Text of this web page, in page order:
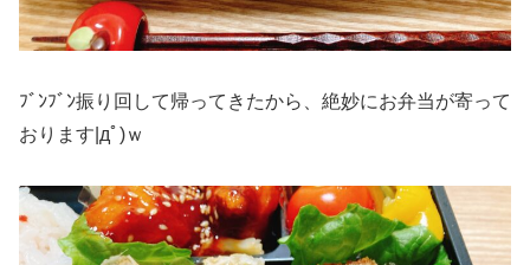
ﾌﾞﾝﾌﾞﾝ振り回して帰ってきたから、絶妙にお弁当が寄って
おります|дﾟ)ｗ